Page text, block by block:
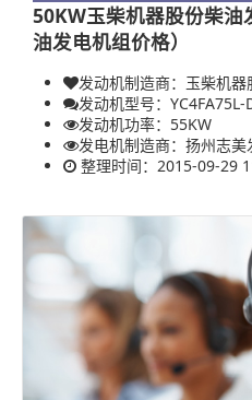
50KW玉柴机器股份柴
油发电机组价格）
发动机制造商：玉柴机器
发动机型号：YC4FA75L-
发动机功率： 55KW
发电机制造商： 扬州志美
整理时间：2015-09-29